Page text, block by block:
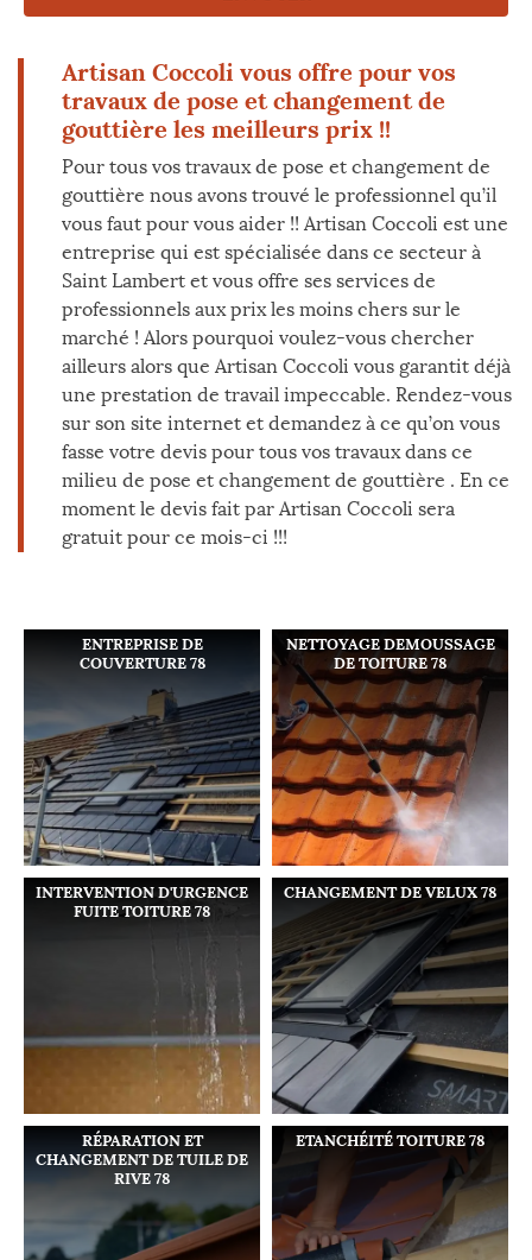
Artisan Coccoli vous offre pour vos
travaux de pose et changement de
gouttière les meilleurs prix !!
Pour tous vos travaux de pose et changement de
gouttière nous avons trouvé le professionnel qu’il
vous faut pour vous aider !! Artisan Coccoli est une
entreprise qui est spécialisée dans ce secteur à
Saint Lambert et vous offre ses services de
professionnels aux prix les moins chers sur le
marché ! Alors pourquoi voulez-vous chercher
ailleurs alors que Artisan Coccoli vous garantit déjà
une prestation de travail impeccable. Rendez-vous
sur son site internet et demandez à ce qu’on vous
fasse votre devis pour tous vos travaux dans ce
milieu de pose et changement de gouttière . En ce
moment le devis fait par Artisan Coccoli sera
gratuit pour ce mois-ci !!!
ENTREPRISE DE
COUVERTURE 78
NETTOYAGE DEMOUSSAGE
DE TOITURE 78
INTERVENTION D'URGENCE
FUITE TOITURE 78
CHANGEMENT DE VELUX 78
RÉPARATION ET
CHANGEMENT DE TUILE DE
RIVE 78
ETANCHÉITÉ TOITURE 78